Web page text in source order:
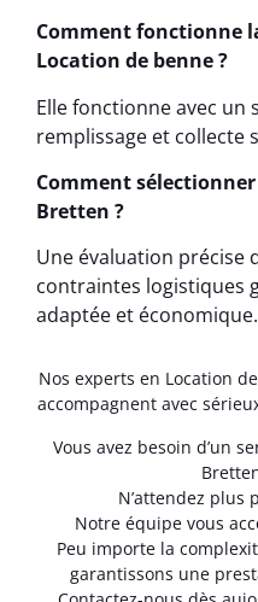
Comment fonctionne
Location de benne ?
Elle fonctionne avec un
remplissage et collecte
Comment
Bretten ?
Une évaluation précise
contraintes logistiques
adaptée et économique.
Nos experts en Location
accompagnent avec
Vous avez besoin d’un
N’attendez plus
Notre équipe vous
Peu importe la
garantissons une